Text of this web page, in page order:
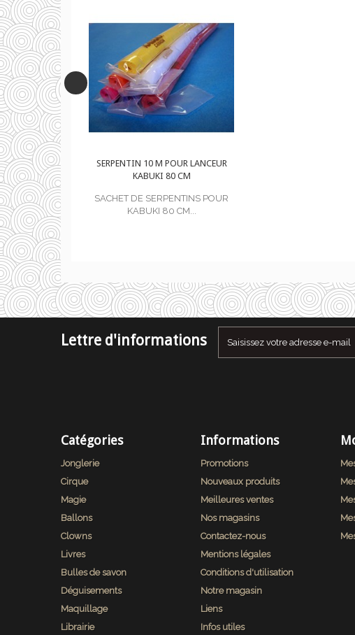
LANCEUR
CM
POUR
CM...
SERPENTIN 10 M POUR LANCEUR
KABUKI 80 CM
SACHET DE SERPENTINS POUR
KABUKI 80 CM...
Lettre d'informations
Catégories
Jonglerie
Cirque
Magie
Ballons
Clowns
Livres
Bulles de savon
Déguisements
Maquillage
Librairie
Informations
Promotions
Nouveaux produits
Meilleures ventes
Nos magasins
Contactez-nous
Mentions légales
Conditions d'utilisation
Notre magasin
Liens
Infos utiles